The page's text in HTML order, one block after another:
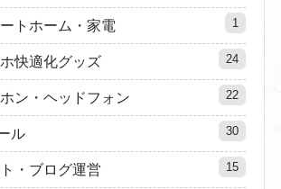
トホーム・家電 1
快適化グッズ 24
ン・ヘッドフォン 22
ル 30
・ブログ運営 15